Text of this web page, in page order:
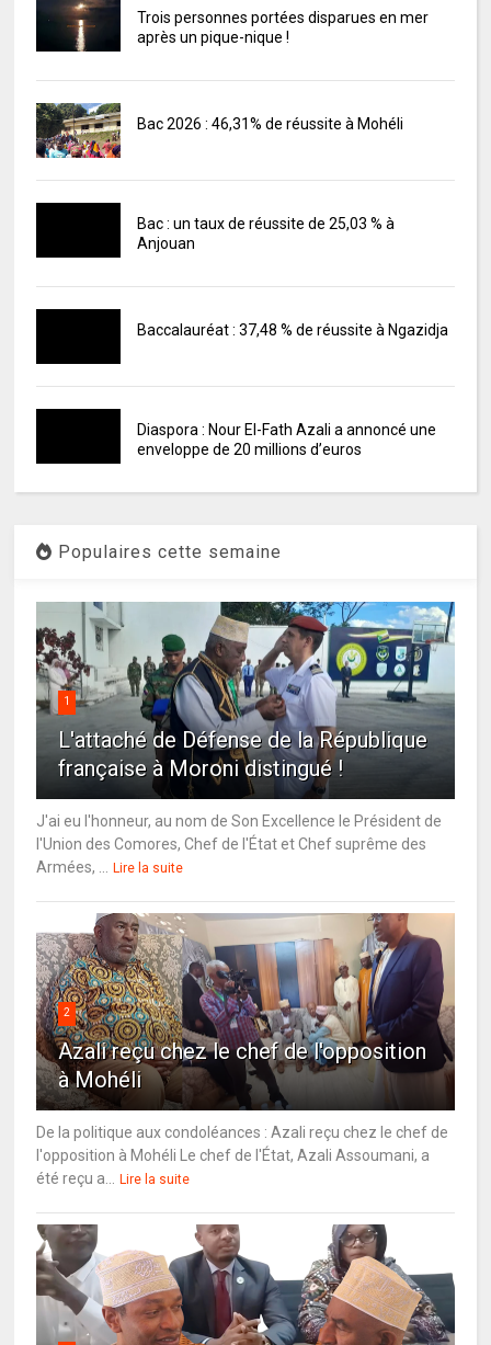
Trois personnes portées disparues en mer
après un pique-nique !
Bac 2026 : 46,31% de réussite à Mohéli
Bac : un taux de réussite de 25,03 % à
Anjouan
Baccalauréat : 37,48 % de réussite à Ngazidja
Diaspora : Nour El-Fath Azali a annoncé une
enveloppe de 20 millions d’euros
Populaires cette semaine
1
L'attaché de Défense de la République
française à Moroni distingué !
J'ai eu l'honneur, au nom de Son Excellence le Président de
l'Union des Comores, Chef de l'État et Chef suprême des
Armées, ...
Lire la suite
2
Azali reçu chez le chef de l'opposition
à Mohéli
De la politique aux condoléances : Azali reçu chez le chef de
l'opposition à Mohéli Le chef de l'État, Azali Assoumani, a
été reçu a...
Lire la suite